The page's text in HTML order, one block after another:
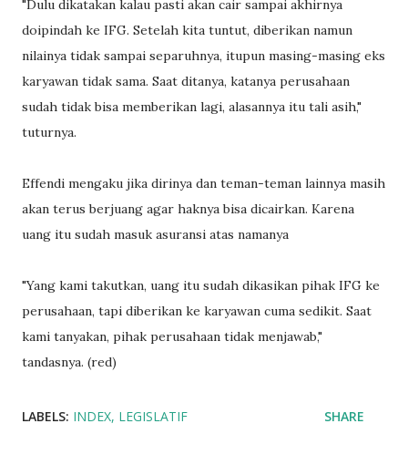
"Dulu dikatakan kalau pasti akan cair sampai akhirnya
doipindah ke IFG. Setelah kita tuntut, diberikan namun
nilainya tidak sampai separuhnya, itupun masing-masing eks
karyawan tidak sama. Saat ditanya, katanya perusahaan
sudah tidak bisa memberikan lagi, alasannya itu tali asih,"
tuturnya.
Effendi mengaku jika dirinya dan teman-teman lainnya masih
akan terus berjuang agar haknya bisa dicairkan. Karena
uang itu sudah masuk asuransi atas namanya
"Yang kami takutkan, uang itu sudah dikasikan pihak IFG ke
perusahaan, tapi diberikan ke karyawan cuma sedikit. Saat
kami tanyakan, pihak perusahaan tidak menjawab,"
tandasnya. (red)
LABELS: INDEX LEGISLATIF SHARE